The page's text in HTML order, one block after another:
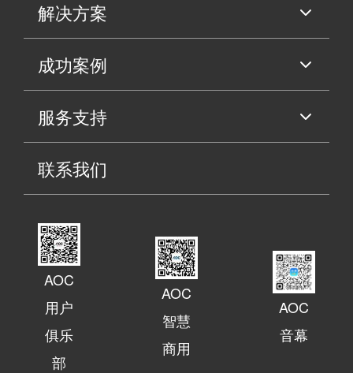
解决方案
成功案例
服务支持
联系我们
AOC
用户
俱乐
部
AOC
智慧
商用
AOC
音幕